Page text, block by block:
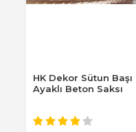
HK Dekor Sütun Başı
Ayaklı Beton Saksı